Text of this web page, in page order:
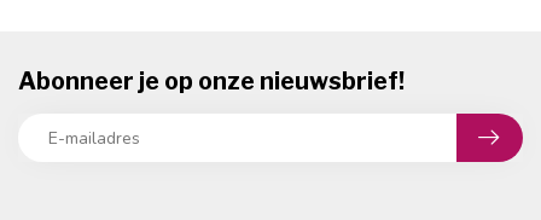
Abonneer je op onze nieuwsbrief!